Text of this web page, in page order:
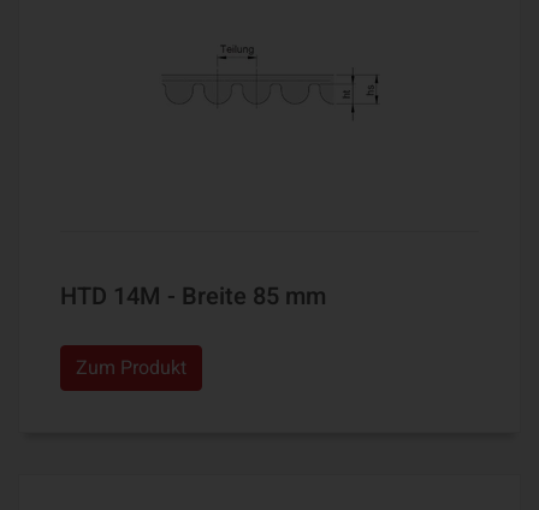
HTD 14M - Breite 85 mm
Zum Produkt